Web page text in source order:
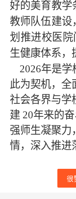
好的美育教学
教师队伍建设
划推进校医
生健康体系，
2026年是学
此为契机，全
社会各界与学
建 20年来的
强师生凝聚力
情，深入推进
很